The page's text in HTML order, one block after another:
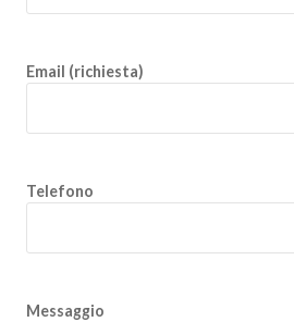
Email (richiesta)
Telefono
Messaggio